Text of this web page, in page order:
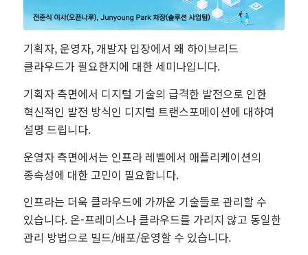
기획자, 운영자, 개발자 입장에서 왜 하이브리드
클라우드가 필요한지에 대한 세미나입니다.
기획자 측면에서 디지털 기술의 급격한 발전으로 인한
혁신적인 발전 방식인 디지털 트랜스포메이션에 대하여
설명 드립니다.
운영자 측면에서는 인프라 레벨에서 애플리케이션의
종속성에 대한 고민이 필요합니다.
인프라는 더욱 클라우드에 가까운 기술들로 관리할 수
있습니다. 온-프레미스나 클라우드를 가리지 않고 동일한
관리 방법으로 빌드/배포/운영할 수 있습니다.